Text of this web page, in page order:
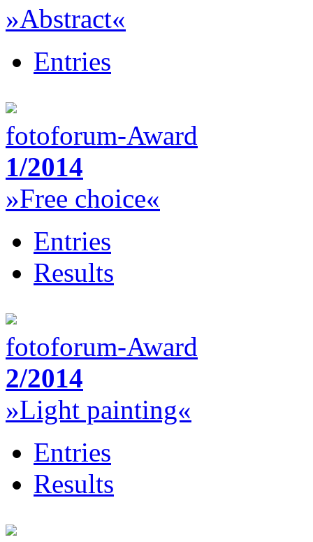
»Abstract«
Entries
fotoforum-Award
1/2014
»Free choice«
Entries
Results
fotoforum-Award
2/2014
»Light painting«
Entries
Results